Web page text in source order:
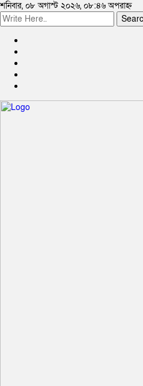
শনিবার, ০৮ অগাস্ট ২০২৬, ০৮:৪৬ অপরাহ্ন